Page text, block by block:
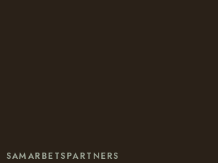
SAMARBETSPARTNERS